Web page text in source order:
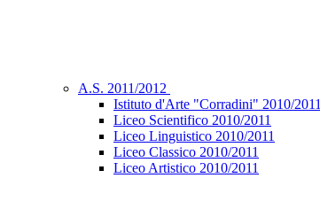
A.S. 2011/2012
Istituto d'Arte "Corradini" 2010/2011
Liceo Scientifico 2010/2011
Liceo Linguistico 2010/2011
Liceo Classico 2010/2011
Liceo Artistico 2010/2011